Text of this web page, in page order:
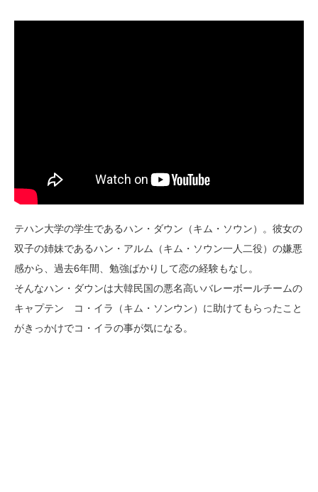
テハン大学の学生であるハン・ダウン（キム・ソウン）。彼女の
双子の姉妹であるハン・アルム（キム・ソウン一人二役）の嫌悪
感から、過去6年間、勉強ばかりして恋の経験もなし。
そんなハン・ダウンは大韓民国の悪名高いバレーボールチームの
キャプテン コ・イラ（キム・ソンウン）に助けてもらったこと
がきっかけでコ・イラの事が気になる。